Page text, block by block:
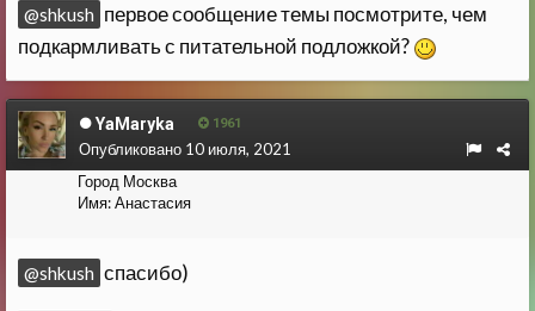
@shkush первое сообщение темы посмотрите, чем
подкармливать с питательной подложкой?
YaMaryka 1961
Город Москва
Имя:Анастасия
Опубликовано 10 июля, 2021
@shkush спасибо)